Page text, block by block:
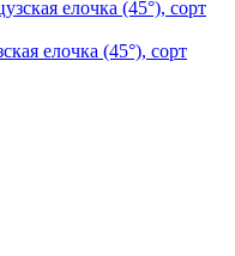
елочка (45°), сорт